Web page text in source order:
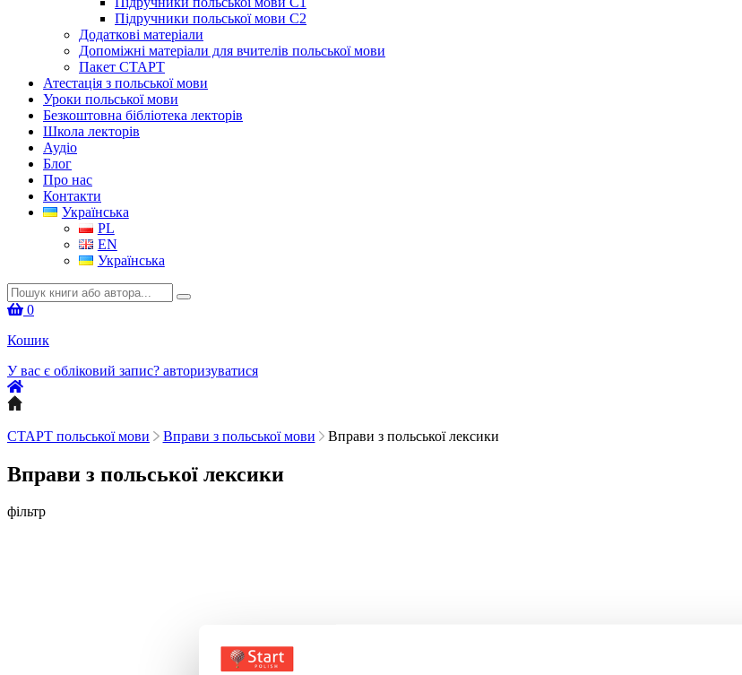
Підручники польської мови C2
Додаткові матеріали
Допоміжні матеріали для вчителів польської мови
Пакет СТАРТ
Атестація з польської мови
Уроки польської мови
Безкоштовна бібліотека лекторів
Школа лекторів
Аудіо
Блог
Про нас
Контакти
Українська
PL
EN
Українська
Шукати:
0
Кошик
У вас є обліковий запис? авторизуватися
СТАРТ польської мови Вправи з польської мови Вправи з польської лексики
Вправи з польської лексики
фільтр